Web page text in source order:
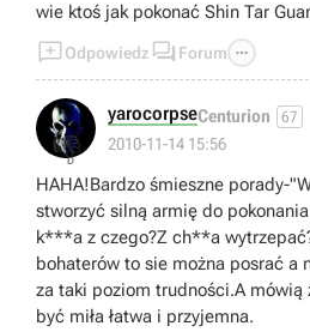
wie ktoś jak pokonać Shin Tar
Odpowiedz  Forum 
👎
yarocorpseCenturion 67
2010-11-14 15:56
HAHA!Bardzo śmieszne porady-
stworzyć silną armię do
k***a z czego?Z ch**a
bohaterów to sie można posrać a
za taki poziom trudności.A mówią
być miła łatwa i przyjemna.